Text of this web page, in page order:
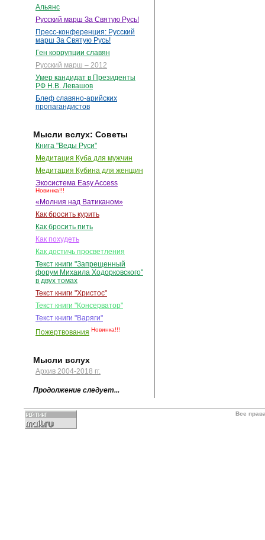
Альянс
Русский марш За Святую Русь!
Пресс-конференция: Русский
марш За Святую Русь!
Ген коррупции славян
Русский марш – 2012
Умер кандидат в Президенты
РФ Н.В. Левашов
Блеф славяно-арийских
пропагандистов
Мысли вслух: Советы
Книга "Веды Руси"
Медитация Куба для мужчин
Медитация Кубина для женщин
Экосистема Easy Access
Новинка!!!
«Молния над Ватиканом»
Как бросить курить
Как бросить пить
Как похудеть
Как достичь просветления
Текст книги "Запрещенный
форум Михаила Ходорковского"
в двух томах
Текст книги "Христос"
Текст книги "Консерватор"
Текст книги "Варяги"
Пожертвования Новинка!!!
Мысли вслух
Архив 2004-2018 гг.
Продолжение следует...
Все